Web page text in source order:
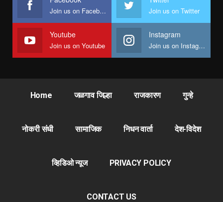
Join us on Facebook Join us on Twitter
Youtube
Join us on Youtube
Instagram
Join us on Instagram
Home जळगाव जिल्हा राजकारण गुन्हे
नोकरी संधी सामाजिक निधन वार्ता देश-विदेश
व्हिडिओ न्यूज PRIVACY POLICY
CONTACT US